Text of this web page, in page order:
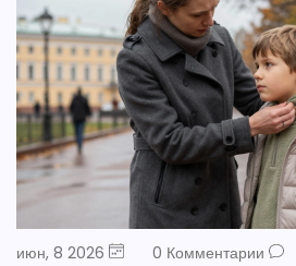
июн, 8 2026 0 Комментарии